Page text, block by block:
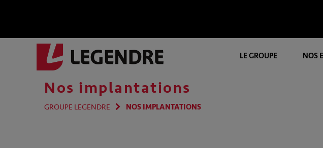
LE GROUPE NOS
Nos implantations
GROUPE LEGENDRE NOS IMPLANTATIONS